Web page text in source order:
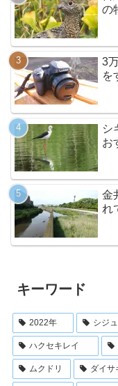
の
3
を
シ
お
金
れ
キーワード
2022年 シジ
ハクセキレイ
ムクドリ ダイサ